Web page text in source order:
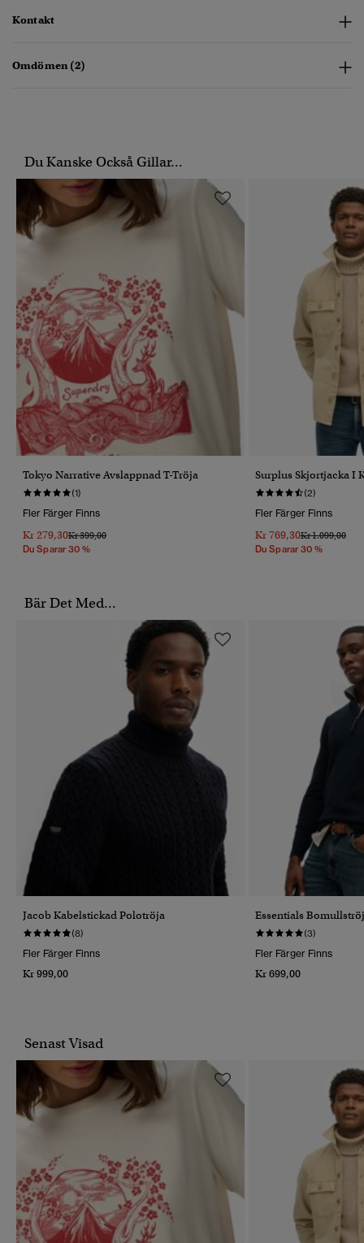
Kontakt
Omdömen (2)
Du Kanske Också Gillar...
Tokyo Narrative Avslappnad T-Tröja
(1)
Fler Färger Finns
Kr 279,30Pris Reducerat Från
Kr 399,00Till
Du Sparar 30 %
Surplus Skjortjacka I
(2)
Fler Färger Finns
Kr 769,30Pris Reducerat
Kr 1.099,00Till
Du Sparar 30 %
Bär Det Med...
Jacob Kabelstickad Polotröja
(8)
Fler Färger Finns
Kr 999,00
Essentials
(3)
Fler Färger Finns
Kr 699,00
Senast Visad